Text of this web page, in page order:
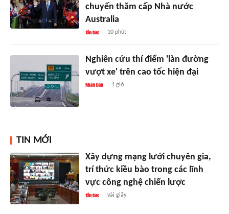
chuyến thăm cấp Nhà nước
Australia
10 phút
Nghiên cứu thí điểm 'làn đường
vượt xe' trên cao tốc hiện đại
1 giờ
TIN MỚI
Xây dựng mạng lưới chuyên gia,
trí thức kiều bào trong các lĩnh
vực công nghệ chiến lược
vài giây